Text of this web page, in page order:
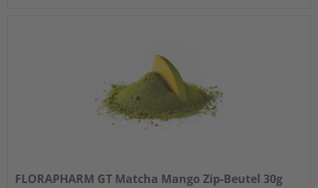
FLORAPHARM GT Matcha Mango Zip-Beutel 30g